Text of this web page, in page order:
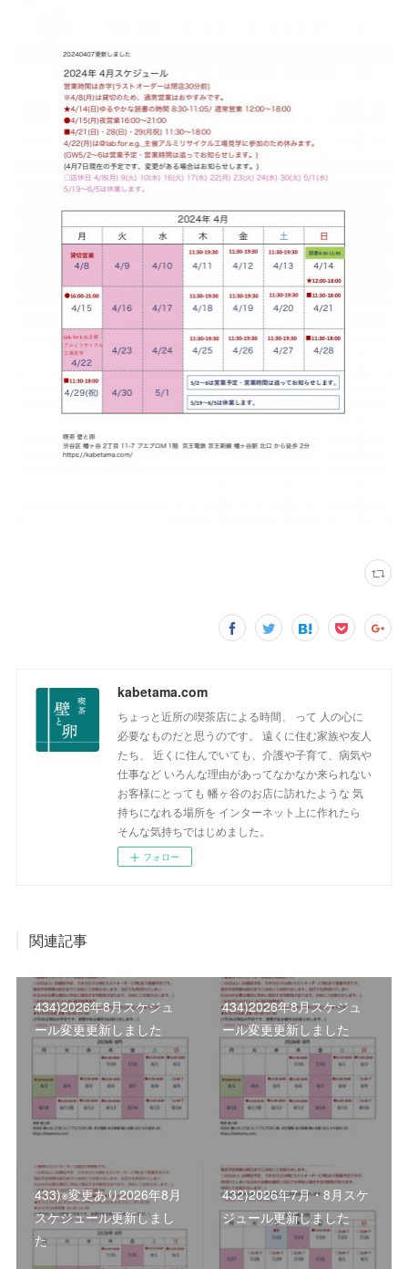
kabetama.com
ちょっと近所の喫茶店による時間、 って 人の心に
必要なものだと思うのです。 遠くに住む家族や友人
たち、 近くに住んでいても、介護や子育て、病気や
仕事など いろんな理由があってなかなか来られない
お客様にとっても 幡ヶ谷のお店に訪れたような 気
持ちになれる場所を インターネット上に作れたら
そんな気持ちではじめました。
フォロー
関連記事
434)2026年8月スケジュ
ール変更更新しました
434)2026年8月スケジュ
ール変更更新しました
433)※変更あり2026年8月
スケジュール更新しまし
た
432)2026年7月・8月スケ
ジュール更新しました